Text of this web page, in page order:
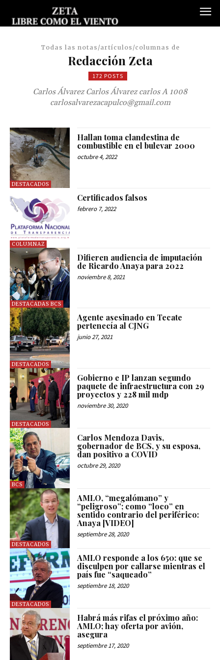
Todas las notas/artículos/columnas de
Redacción Zeta
172 POSTS
Carlos Álvarez Carlos Álvarez carlos A 1008
carlosalvarezacapulco@gmail.com
DESTACADOS
Hallan toma clandestina de
combustible en el bulevar 2000
octubre 4, 2022
COLUMNAZ
Certificados falsos
febrero 7, 2022
DESTACADAS BCS
Difieren audiencia de imputación
de Ricardo Anaya para 2022
noviembre 8, 2021
DESTACADOS
Agente asesinado en Tecate
pertenecía al CJNG
junio 27, 2021
DESTACADOS
Gobierno e IP lanzan segundo
paquete de infraestructura con 29
proyectos y 228 mil mdp
noviembre 30, 2020
BCS
Carlos Mendoza Davis,
gobernador de BCS, y su esposa,
dan positivo a COVID
octubre 29, 2020
DESTACADOS
AMLO, “megalómano” y
“peligroso”; como “loco” en
sentido contrario del periférico:
Anaya [VIDEO]
septiembre 28, 2020
DESTACADOS
AMLO responde a los 650: que se
disculpen por callarse mientras el
país fue “saqueado”
septiembre 18, 2020
Habrá más rifas el próximo año:
AMLO; hay oferta por avión,
asegura
septiembre 17, 2020